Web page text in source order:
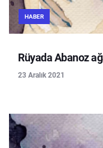
HABER
Rüyada Abanoz
23 Aralık 2021